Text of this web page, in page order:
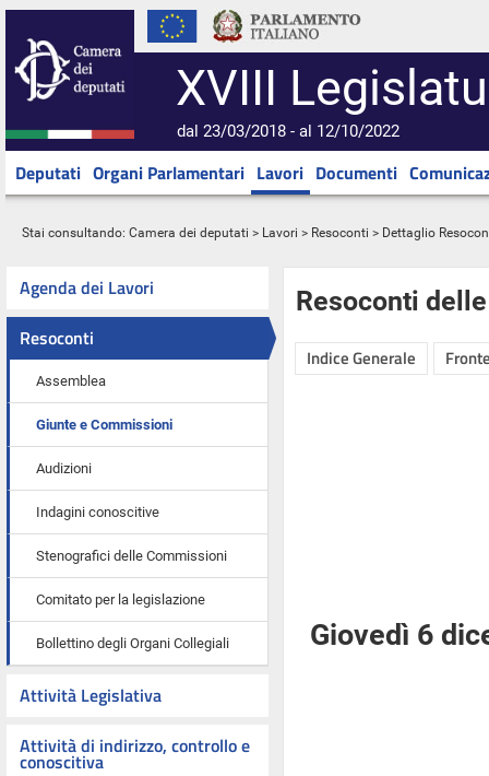
XVIII
dal 23/03/2018 - al 12/10/2022
Deputati Organi Parlamentari Lavori Documenti
Stai consultando: Camera dei deputati > Lavori > Resoconti > Dettaglio
Agenda dei Lavori
Resoconti
Assemblea
Giunte e Commissioni
Audizioni
Indagini conoscitive
Stenografici delle Commissioni
Comitato per la legislazione
Bollettino degli Organi Collegiali
Attività Legislativa
Attività di indirizzo, controllo e
conoscitiva
Resoconti
Indice Generale
Giovedì 6